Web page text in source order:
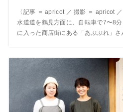
〈記事 ＝ apricot ／ 撮影 ＝ apricot
水道道を鶴見方面に、自転車で7〜8
に入った商店街にある「あぷぷれ」さ